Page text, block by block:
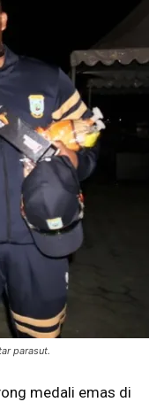
parasut.
medali emas di